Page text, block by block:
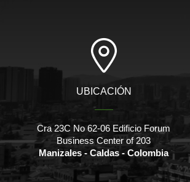
UBICACIÓN
Cra 23C No 62-06 Edificio Forum
Business Center of 203
Manizales - Caldas - Colombia